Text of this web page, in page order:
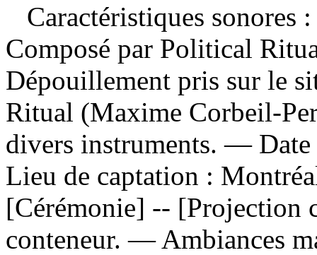
Caractéristiques
Composé par Political
Dépouillement pris sur le
Ritual (Maxime Corbeil-
divers instruments. —
Lieu de captation :
[Cérémonie] --
conteneur. —Ambiances